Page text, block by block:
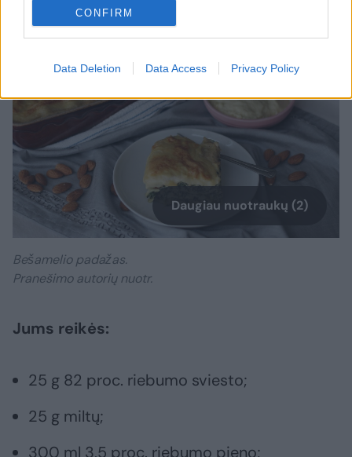
CONFIRM
Data Deletion Data Access Privacy Policy
Daugiau nuotraukų (2)
Bešamelio padažas.
Pranešimo autorių nuotr.
Jums reikės:
25 g 82 proc. riebumo sviesto;
25 g miltų;
300 ml 3,5 proc. riebumo pieno;